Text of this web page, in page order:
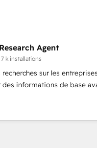
Agent
7 k installations
sur les entreprises
informations de base